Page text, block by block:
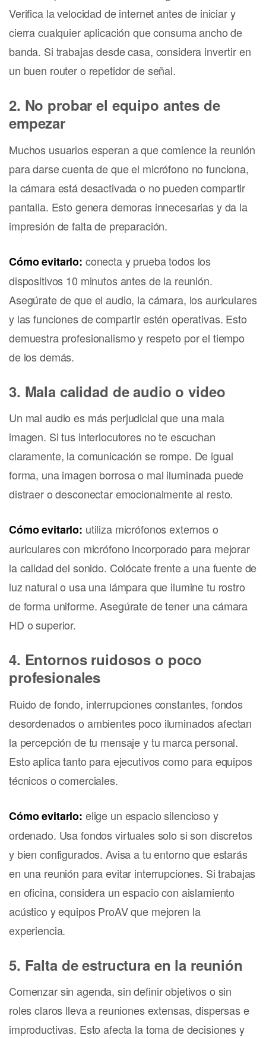
Verifica la velocidad de internet antes de iniciar y
cierra cualquier aplicación que consuma ancho de
banda. Si trabajas desde casa, considera invertir en
un buen router o repetidor de señal.
2. No probar el equipo antes de
empezar
Muchos usuarios esperan a que comience la reunión
para darse cuenta de que el micrófono no funciona,
la cámara está desactivada o no pueden compartir
pantalla. Esto genera demoras innecesarias y da la
impresión de falta de preparación.
Cómo evitarlo: conecta y prueba todos los
dispositivos 10 minutos antes de la reunión.
Asegúrate de que el audio, la cámara, los auriculares
y las funciones de compartir estén operativas. Esto
demuestra profesionalismo y respeto por el tiempo
de los demás.
3. Mala calidad de audio o video
Un mal audio es más perjudicial que una mala
imagen. Si tus interlocutores no te escuchan
claramente, la comunicación se rompe. De igual
forma, una imagen borrosa o mal iluminada puede
distraer o desconectar emocionalmente al resto.
Cómo evitarlo: utiliza micrófonos externos o
auriculares con micrófono incorporado para mejorar
la calidad del sonido. Colócate frente a una fuente de
luz natural o usa una lámpara que ilumine tu rostro
de forma uniforme. Asegúrate de tener una cámara
HD o superior.
4. Entornos ruidosos o poco
profesionales
Ruido de fondo, interrupciones constantes, fondos
desordenados o ambientes poco iluminados afectan
la percepción de tu mensaje y tu marca personal.
Esto aplica tanto para ejecutivos como para equipos
técnicos o comerciales.
Cómo evitarlo: elige un espacio silencioso y
ordenado. Usa fondos virtuales solo si son discretos
y bien configurados. Avisa a tu entorno que estarás
en una reunión para evitar interrupciones. Si trabajas
en oficina, considera un espacio con aislamiento
acústico y equipos ProAV que mejoren la
experiencia.
5. Falta de estructura en la reunión
Comenzar sin agenda, sin definir objetivos o sin
roles claros lleva a reuniones extensas, dispersas e
improductivas. Esto afecta la toma de decisiones y